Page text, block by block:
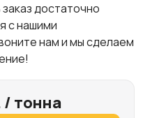
достаточно
с нашими
нам и мы сделаем
/ тонна